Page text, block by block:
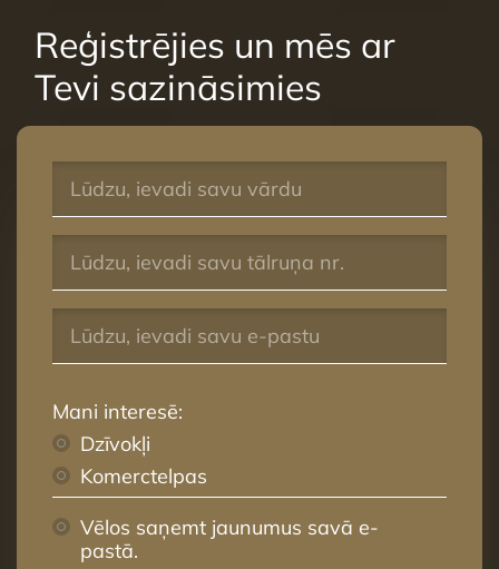
Reģistrējies un mēs ar
Tevi sazināsimies
Mani interesē:
Dzīvokļi
Komerctelpas
Vēlos saņemt jaunumus savā e-
pastā.